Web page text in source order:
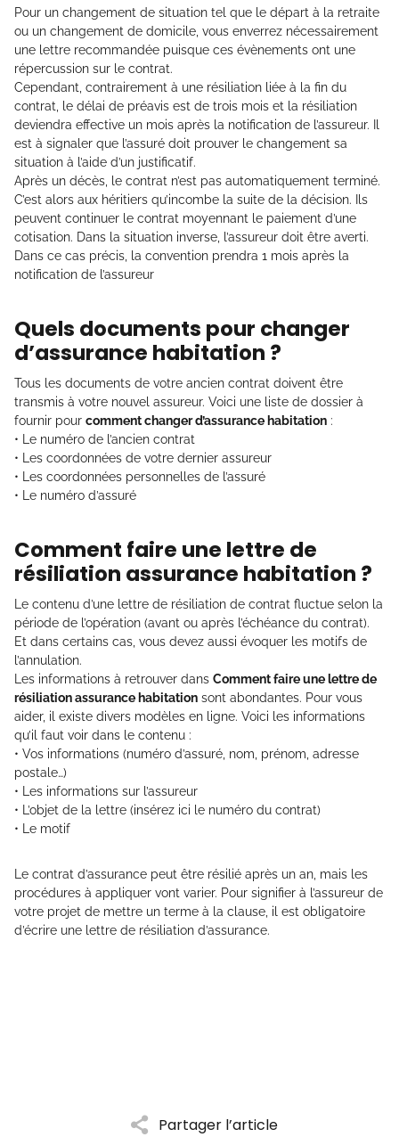
Partager l’article
Pour un changement de situation tel que le départ à la retraite
ou un changement de domicile, vous enverrez nécessairement
une lettre recommandée puisque ces évènements ont une
répercussion sur le contrat.
Cependant, contrairement à une résiliation liée à la fin du
contrat, le délai de préavis est de trois mois et la résiliation
deviendra effective un mois après la notification de l’assureur. Il
est à signaler que l’assuré doit prouver le changement sa
situation à l’aide d’un justificatif.
Après un décès, le contrat n’est pas automatiquement terminé.
C’est alors aux héritiers qu’incombe la suite de la décision. Ils
peuvent continuer le contrat moyennant le paiement d’une
cotisation. Dans la situation inverse, l’assureur doit être averti.
Dans ce cas précis, la convention prendra 1 mois après la
notification de l’assureur
Quels documents pour changer
d’assurance habitation ?
Tous les documents de votre ancien contrat doivent être
transmis à votre nouvel assureur. Voici une liste de dossier à
fournir pour comment changer d’assurance habitation :
• Le numéro de l’ancien contrat
• Les coordonnées de votre dernier assureur
• Les coordonnées personnelles de l’assuré
• Le numéro d’assuré
Comment faire une lettre de
résiliation assurance habitation ?
Le contenu d’une lettre de résiliation de contrat fluctue selon la
période de l’opération (avant ou après l’échéance du contrat).
Et dans certains cas, vous devez aussi évoquer les motifs de
l’annulation.
Les informations à retrouver dans Comment faire une lettre de
résiliation assurance habitation sont abondantes. Pour vous
aider, il existe divers modèles en ligne. Voici les informations
qu’il faut voir dans le contenu :
• Vos informations (numéro d’assuré, nom, prénom, adresse
postale…)
• Les informations sur l’assureur
• L’objet de la lettre (insérez ici le numéro du contrat)
• Le motif
Le contrat d’assurance peut être résilié après un an, mais les
procédures à appliquer vont varier. Pour signifier à l’assureur de
votre projet de mettre un terme à la clause, il est obligatoire
d’écrire une lettre de résiliation d’assurance.